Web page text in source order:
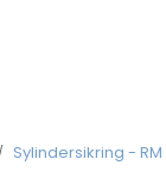
Sylindersikring - RM